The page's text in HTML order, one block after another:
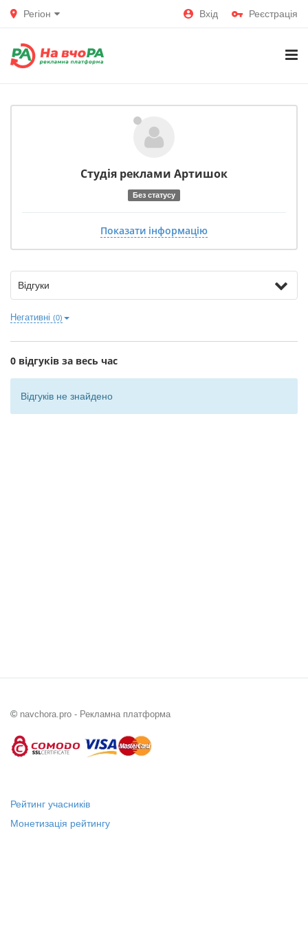
Регіон Вхід Реєстрація
Студія реклами Артишок
Без статусу
Показати інформацію
Відгуки
Негативні (0)
0 відгуків за весь час
Відгуків не знайдено
© navchora.pro - Рекламна платформа
Рейтинг учасників
Монетизація рейтингу